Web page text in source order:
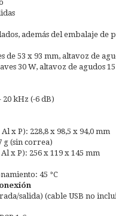
además del embalaje de
53 x 93 mm, altavoz de
30 W, altavoz de agudos 15
20 kHz (-6 dB)
x P): 228,8 x 98,5 x 94,0 mm
g (sin correa)
x P): 256 x 119 x 145 mm
45 °C
salida) (cable USB no